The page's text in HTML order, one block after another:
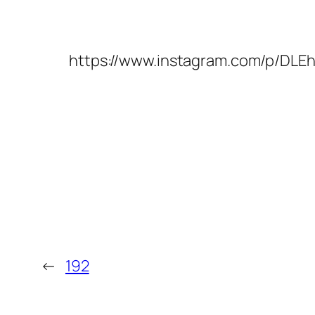
https://www.instagram.com/p/
← 192